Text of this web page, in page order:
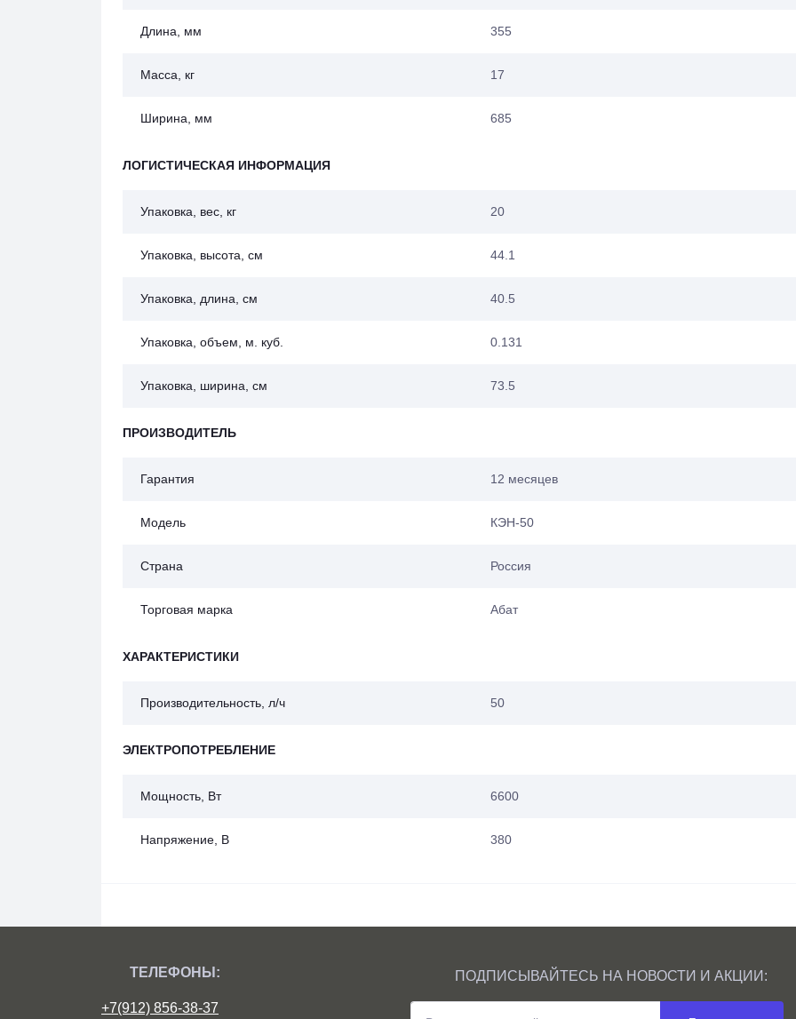
Длина, мм 355
Масса, кг 17
Ширина, мм 685
ЛОГИСТИЧЕСКАЯ ИНФОРМАЦИЯ
Упаковка, вес, кг 20
Упаковка, высота, см 44.1
Упаковка, длина, см 40.5
Упаковка, объем, м. куб. 0.131
Упаковка, ширина, см 73.5
ПРОИЗВОДИТЕЛЬ
Гарантия 12 месяцев
Модель КЭН-50
Страна Россия
Торговая марка Абат
ХАРАКТЕРИСТИКИ
Производительность, л/ч 50
ЭЛЕКТРОПОТРЕБЛЕНИЕ
Мощность, Вт 6600
Напряжение, В 380
ТЕЛЕФОНЫ:
+7(912) 856-38-37
ПОДПИСЫВАЙТЕСЬ НА НОВОСТИ И АКЦИИ: